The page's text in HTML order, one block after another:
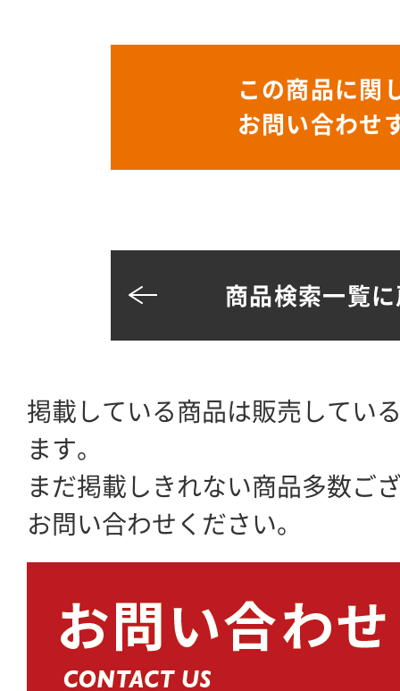
この商品に関
お問い合わせ
商品検索一覧
掲載している商品は販売してい
ます。
まだ掲載しきれない商品多数ご
お問い合わせください。